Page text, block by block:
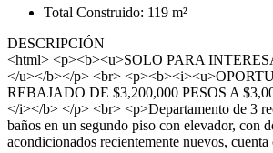
Total Construido: 119 m²
DESCRIPCIÓN
<html> <p><b><u>SOLO PARA
</u></b></p> <br>
REBAJADO DE $3,200,000 PESOS A
</i></b> </p> <br> <p>Departamento de 3
baños en un segundo piso con elevador, con
acondicionados recientemente nuevos,